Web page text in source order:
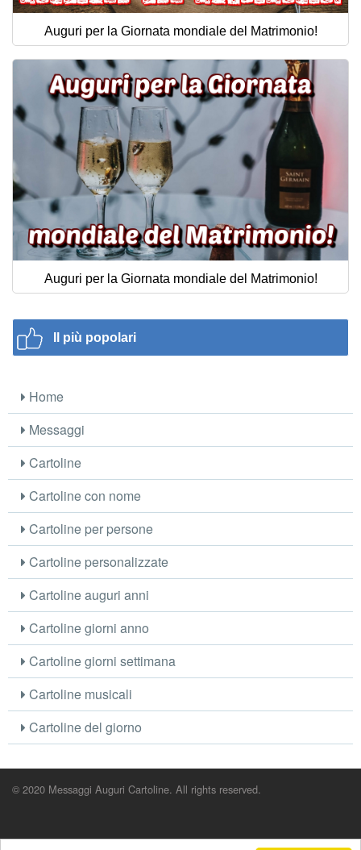
Auguri per la Giornata mondiale del Matrimonio!
Auguri per la Giornata mondiale del Matrimonio!
Il più popolari
Home
Messaggi
Cartoline
Cartoline con nome
Cartoline per persone
Cartoline personalizzate
Cartoline auguri anni
Cartoline giorni anno
Cartoline giorni settimana
Cartoline musicali
Cartoline del giorno
© 2020 Messaggi Auguri Cartoline. All rights reserved.